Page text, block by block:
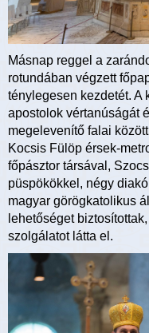
Másnap reggel a
rotundában végzett
ténylegesen kezdetét. A
apostolok vértanúságát
megelevenítő falai
Kocsis Fülöp érsek-
főpásztor társával,
püspökökkel, négy
magyar görögkatolikus
lehetőséget
szolgálatot látta el.